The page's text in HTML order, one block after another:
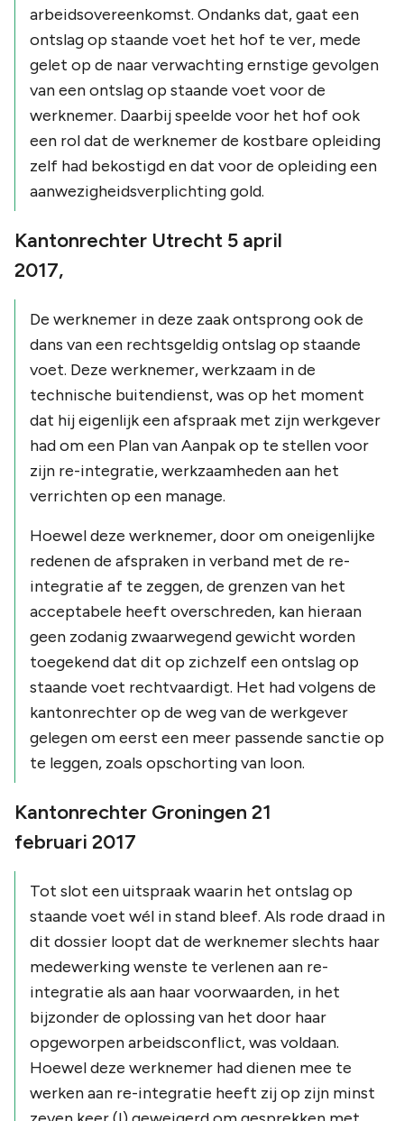
arbeidsovereenkomst. Ondanks dat, gaat een
ontslag op staande voet het hof te ver, mede
gelet op de naar verwachting ernstige gevolgen
van een ontslag op staande voet voor de
werknemer. Daarbij speelde voor het hof ook
een rol dat de werknemer de kostbare opleiding
zelf had bekostigd en dat voor de opleiding een
aanwezigheidsverplichting gold.
Kantonrechter Utrecht 5 april
2017,
De werknemer in deze zaak ontsprong ook de
dans van een rechtsgeldig ontslag op staande
voet. Deze werknemer, werkzaam in de
technische buitendienst, was op het moment
dat hij eigenlijk een afspraak met zijn werkgever
had om een Plan van Aanpak op te stellen voor
zijn re-integratie, werkzaamheden aan het
verrichten op een manage.
Hoewel deze werknemer, door om oneigenlijke
redenen de afspraken in verband met de re-
integratie af te zeggen, de grenzen van het
acceptabele heeft overschreden, kan hieraan
geen zodanig zwaarwegend gewicht worden
toegekend dat dit op zichzelf een ontslag op
staande voet rechtvaardigt. Het had volgens de
kantonrechter op de weg van de werkgever
gelegen om eerst een meer passende sanctie op
te leggen, zoals opschorting van loon.
Kantonrechter Groningen 21
februari 2017
Tot slot een uitspraak waarin het ontslag op
staande voet wél in stand bleef. Als rode draad in
dit dossier loopt dat de werknemer slechts haar
medewerking wenste te verlenen aan re-
integratie als aan haar voorwaarden, in het
bijzonder de oplossing van het door haar
opgeworpen arbeidsconflict, was voldaan.
Hoewel deze werknemer had dienen mee te
werken aan re-integratie heeft zij op zijn minst